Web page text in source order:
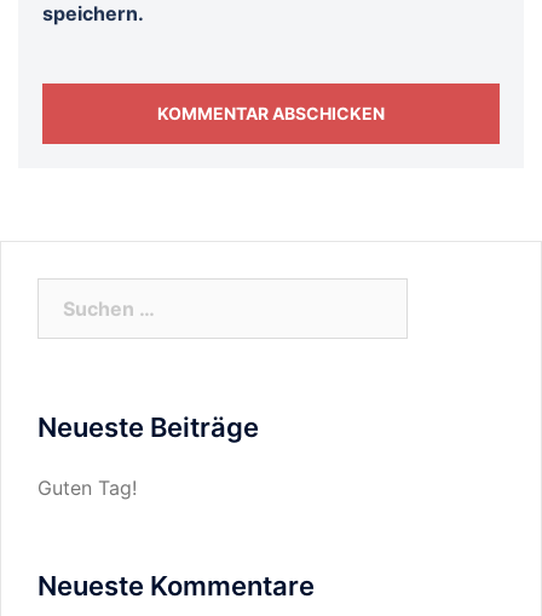
speichern.
Neueste Beiträge
Guten Tag!
Neueste Kommentare